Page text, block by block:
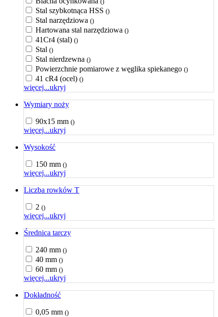
Stal szybkotnąca HSS ()
Stal narzędziowa ()
Hartowana stal narzędziowa ()
41Cr4 (stal) ()
Stal ()
Stal nierdzewna ()
Powierzchnie pomiarowe z węglika spiekanego ()
41 cR4 (ocel) ()
więcej...ukryj
Wymiary noży
90x15 mm ()
więcej...ukryj
Wysokość
150 mm ()
więcej...ukryj
Liczba rowków T
2 ()
więcej...ukryj
Średnica tarczy
240 mm ()
40 mm ()
60 mm ()
więcej...ukryj
Dokładność
0,05 mm ()